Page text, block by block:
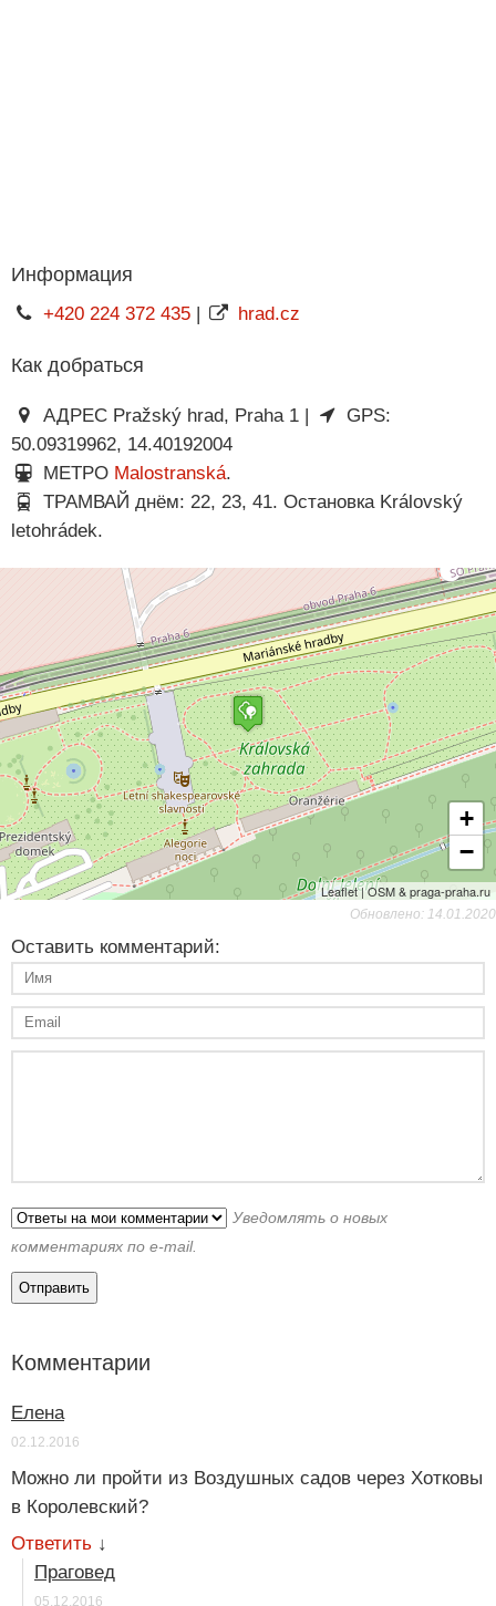
Информация
+420 224 372 435| hrad.cz
Как добраться
АДРЕС Pražský hrad, Praha 1 |
GPS:
50.09319962, 14.40192004
МЕТРО Malostranská.
ТРАМВАЙ днём: 22, 23, 41. Остановка Královský
letohrádek.
+
−
Leaflet | OSM & praga-praha.ru
Обновлено: 14.01.2020
Оставить комментарий:
Уведомлять о новых
комментариях по e-mail.
Комментарии
Елена
02.12.2016
Можно ли пройти из Воздушных садов через Хотковы
в Королевский?
Ответить ↓
Праговед
05.12.2016